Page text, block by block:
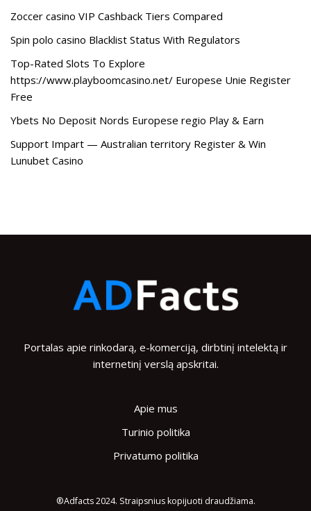
Zoccer casino VIP Cashback Tiers Compared
Spin polo casino Blacklist Status With Regulators
Top-Rated Slots To Explore
https://www.playboomcasino.net/ Europese Unie Register
Free
Ybets No Deposit Nords Europese regio Play & Earn
Support Impart — Australian territory Register & Win
Lunubet Casino
Portalas apie rinkodarą, e-komerciją, dirbtinį intelektą ir
internetinį verslą apskritai.
Apie mus
Turinio politika
Privatumo politika
®Adfacts 2024. Straipsnius kopijuoti draudžiama.